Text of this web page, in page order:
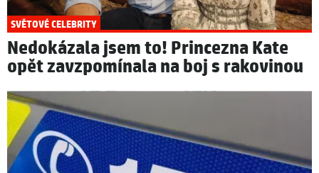
SVĚTOVÉ CELEBRITY
Nedokázala jsem to! Princezna Kate
opět zavzpomínala na boj s rakovinou